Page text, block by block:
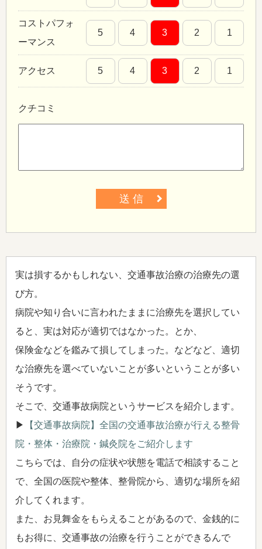
コストパフォ
ーマンス
5 4 3 2 1
アクセス 5 4 3 2 1
クチコミ
送 信
実は損するかもしれない、交通事故治療の治療先の選
び方。
病院や知り合いに言われたままに治療先を選択してい
ると、実は対応が適切ではなかった。とか、
保険金などを鑑みて損してしまった。などなど、適切
な治療先を選べていないことが多いということが多い
そうです。
そこで、交通事故病院というサービスを紹介します。
▶
【交通事故病院】全国の交通事故治療が行える整骨
院・整体・治療院・鍼灸院をご紹介します
こちらでは、自分の症状や状態を電話で相談すること
で、全国の医院や整体、整骨院から、適切な場所を紹
介してくれます。
また、お見舞金をもらえることがあるので、金銭的に
もお得に、交通事故の治療を行うことができるんで